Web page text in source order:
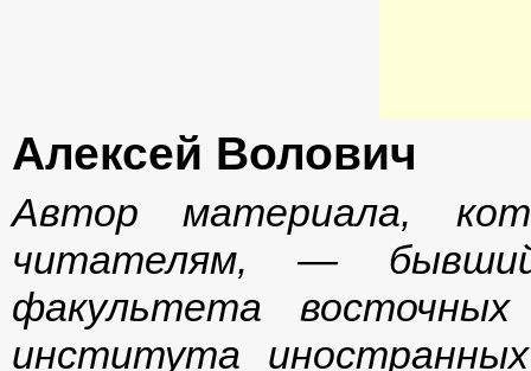
Алексей Волович
Автор материала,
читателям, — бывший
факультета восточных
института